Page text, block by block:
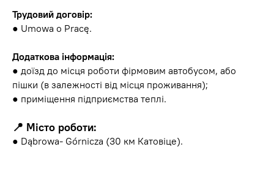
Трудовий договір:
● Umowa o Pracę.
Додаткова інформація:
● доїзд до місця роботи фірмовим автобусом, або
пішки (в залежності від місця проживання);
● приміщення підприємства теплі.
📍 Місто роботи:
● Dąbrowa- Górnicza (30 км Катовіце).